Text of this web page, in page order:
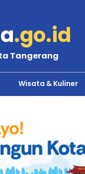
.go.id
Tangerang
Wisata & Kuliner